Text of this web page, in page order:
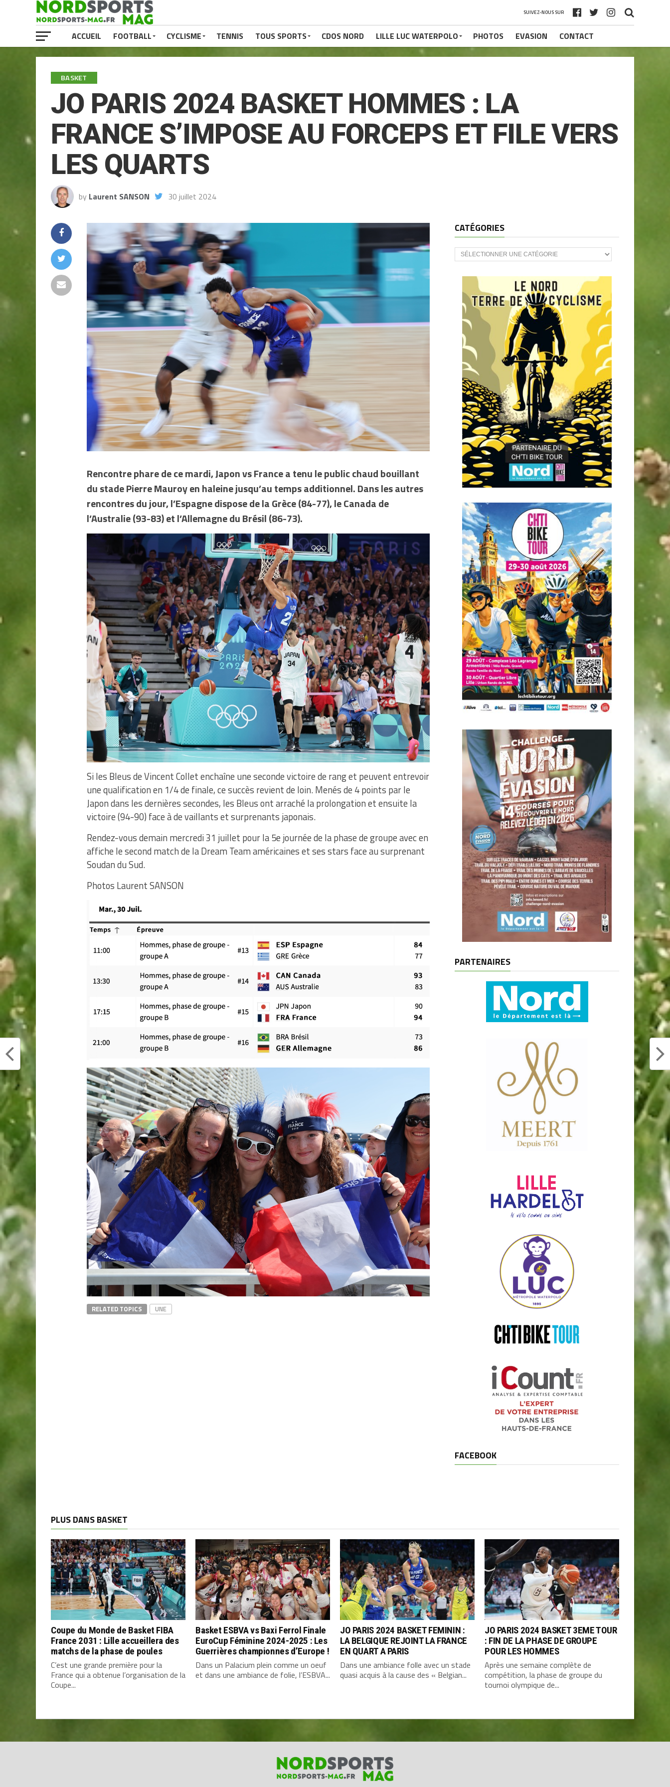
SUIVEZ-NOUS SUR
ACCUEIL FOOTBALL CYCLISME TENNIS TOUS SPORTS CDOS NORD LILLE LUC WATERPOLO PHOTOS EVASION CONTACT
BASKET
JO PARIS 2024 BASKET HOMMES : LA
FRANCE S’IMPOSE AU FORCEPS ET FILE VERS
LES QUARTS
by Laurent SANSON 30 juillet 2024
Rencontre phare de ce mardi, Japon vs France a tenu le public chaud bouillant
du stade Pierre Mauroy en haleine jusqu’au temps additionnel. Dans les autres
rencontres du jour, l’Espagne dispose de la Grèce (84-77), le Canada de
l’Australie (93-83) et l’Allemagne du Brésil (86-73).
Si les Bleus de Vincent Collet enchaîne une seconde victoire de rang et peuvent entrevoir
une qualification en 1/4 de finale, ce succès revient de loin. Menés de 4 points par le
Japon dans les dernières secondes, les Bleus ont arraché la prolongation et ensuite la
victoire (94-90) face à de vaillants et surprenants japonais.
Rendez-vous demain mercredi 31 juillet pour la 5e journée de la phase de groupe avec en
affiche le second match de la Dream Team américaines et ses stars face au surprenant
Soudan du Sud.
Photos Laurent SANSON
RELATED TOPICS UNE
CATÉGORIES
CATÉGORIES
PARTENAIRES
FACEBOOK
PLUS DANS BASKET
Coupe du Monde de Basket FIBA
France 2031 : Lille accueillera des
matchs de la phase de poules
C’est une grande première pour la
France qui a obtenue l’organisation de la
Coupe...
Basket ESBVA vs Baxi Ferrol Finale
EuroCup Féminine 2024-2025 : Les
Guerrières championnes d’Europe !
Dans un Palacium plein comme un oeuf
et dans une ambiance de folie, l’ESBVA...
JO PARIS 2024 BASKET FEMININ :
LA BELGIQUE REJOINT LA FRANCE
EN QUART A PARIS
Dans une ambiance folle avec un stade
quasi acquis à la cause des « Belgian...
JO PARIS 2024 BASKET 3EME TOUR
: FIN DE LA PHASE DE GROUPE
POUR LES HOMMES
Après une semaine complète de
compétition, la phase de groupe du
tournoi olympique de...